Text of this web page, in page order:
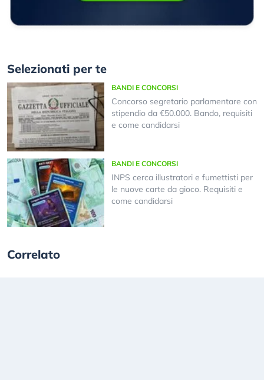
Selezionati per te
BANDI E CONCORSI
Concorso segretario parlamentare con
stipendio da €50.000. Bando, requisiti
e come candidarsi
BANDI E CONCORSI
INPS cerca illustratori e fumettisti per
le nuove carte da gioco. Requisiti e
come candidarsi
Correlato